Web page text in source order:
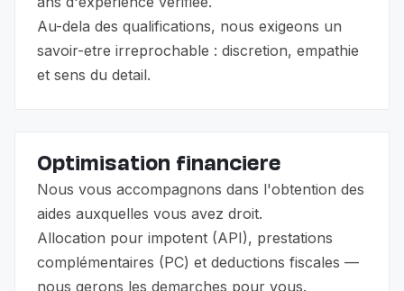
Au-dela des qualifications, nous exigeons un
savoir-etre irreprochable : discretion, empathie
et sens du detail.
Optimisation financiere
Nous vous accompagnons dans l'obtention des
aides auxquelles vous avez droit.
Allocation pour impotent (API), prestations
complémentaires (PC) et deductions fiscales —
nous gerons les demarches pour vous.